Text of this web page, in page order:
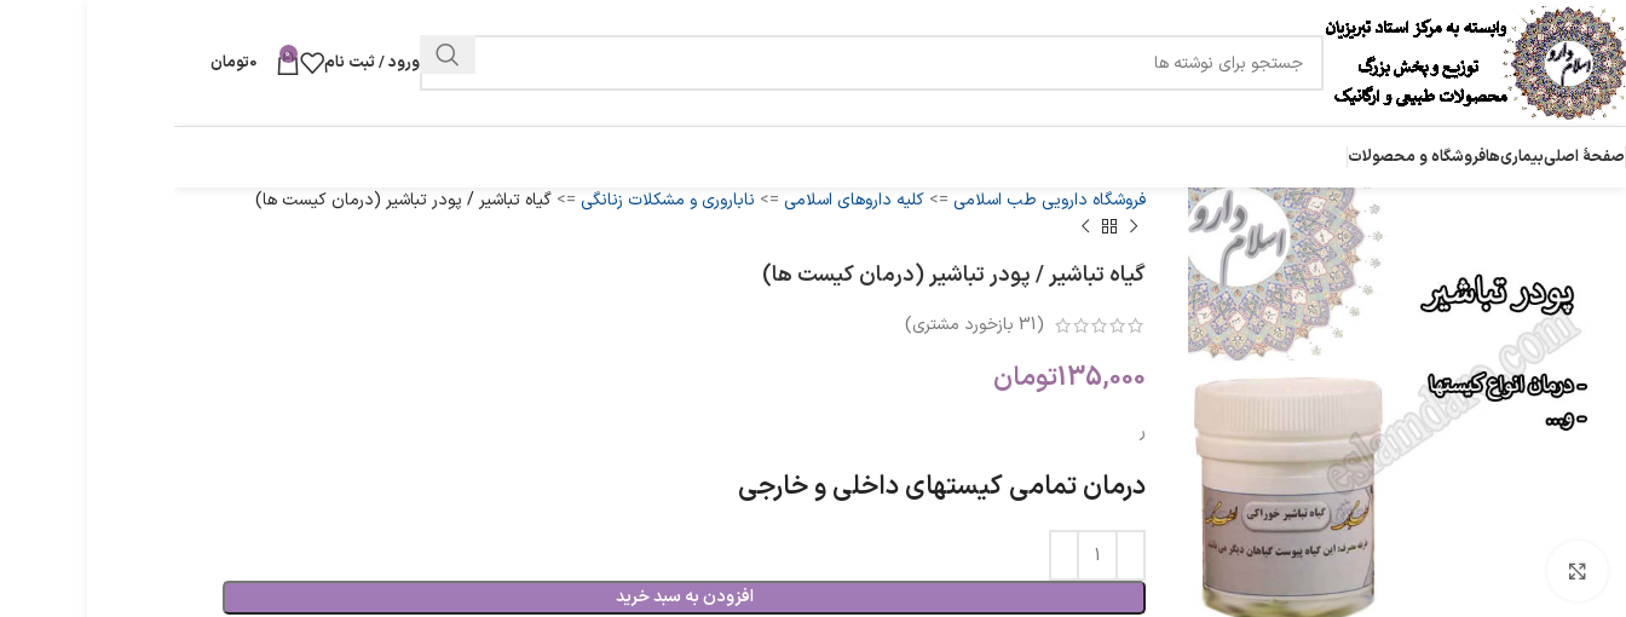
ورود / ثبت نام 0
0تومان
صفحۀ اصلیبیماری‌هافروشگاه و محصولات
فروشگاه دارویی طب اسلامی => کلیه داروهای اسلامی => ناباروری و مشکلات زنانگی => گیاه تباشیر / پودر تباشیر (درمان کیست ها)
گیاه تباشیر / پودر تباشیر (درمان کیست ها)
(
31بازخورد مشتری)
135,000تومان
ر
درمان تمامی کیستهای داخلی و خارجی
افزودن به سبد خرید